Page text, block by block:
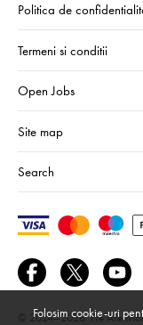
Politica de
Termeni si conditii
Open Jobs
Site map
Search
© 2024–2026 We Are
Folosim cookie-uri